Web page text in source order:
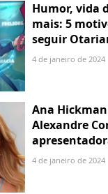
Humor, vida
mais: 5
seguir
sociais
4 de janeiro de 2024
Ana
Alexandre
denuncia por
4 de janeiro de 2024